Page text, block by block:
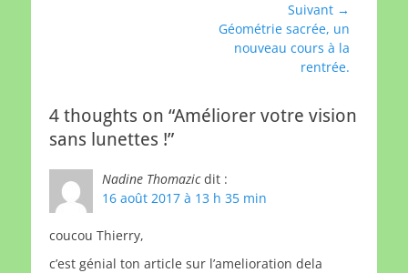
Suivant →
Article
suivant :
Géométrie sacrée, un
nouveau cours à la
rentrée.
4 thoughts on “Améliorer votre vision
sans lunettes !”
Nadine Thomazic dit :
16 août 2017 à 13 h 35 min
coucou Thierry,
c’est génial ton article sur l’amelioration dela